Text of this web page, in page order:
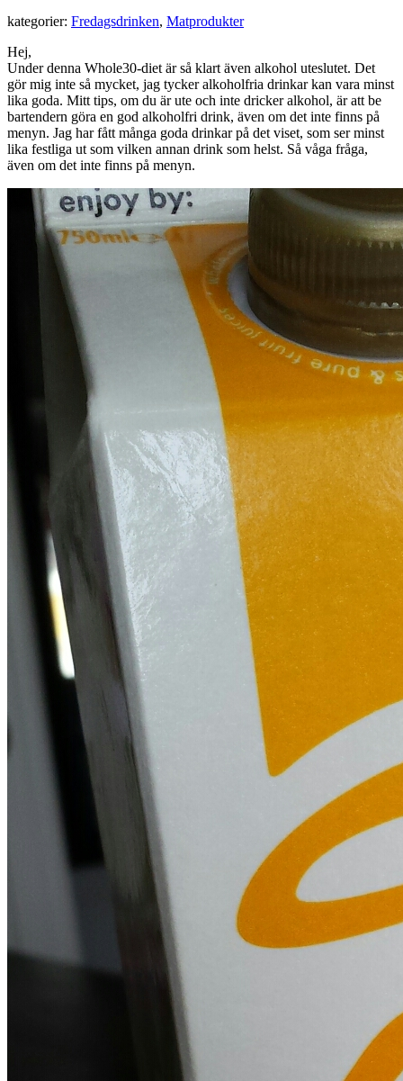
kategorier: Fredagsdrinken, Matprodukter
Hej,
Under denna Whole30-diet är så klart även alkohol uteslutet. Det
gör mig inte så mycket, jag tycker alkoholfria drinkar kan vara minst
lika goda. Mitt tips, om du är ute och inte dricker alkohol, är att be
bartendern göra en god alkoholfri drink, även om det inte finns på
menyn. Jag har fått många goda drinkar på det viset, som ser minst
lika festliga ut som vilken annan drink som helst. Så våga fråga,
även om det inte finns på menyn.